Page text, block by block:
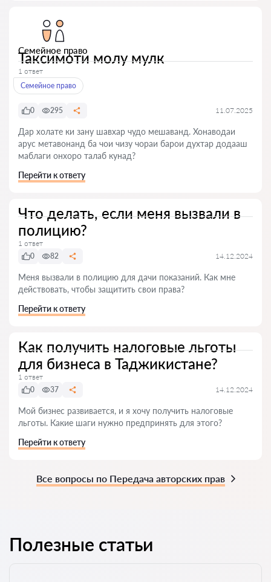
Семейное право
Таксимоти молу мулк
1 ответ
Семейное право
0 295 11.07.2025
Дар холате ки зану шавхар чудо мешаванд. Хонаводаи
арус метавонанд ба чои чизу чораи барои духтар додааш
маблаги онхоро талаб кунад?
Перейти к ответу
Что делать, если меня вызвали в
полицию?
1 ответ
0
82 14.12.2024
Меня вызвали в полицию для дачи показаний. Как мне
действовать, чтобы защитить свои права?
Перейти к ответу
Как получить налоговые льготы
для бизнеса в Таджикистане?
1 ответ
0
37 14.12.2024
Мой бизнес развивается, и я хочу получить налоговые
льготы. Какие шаги нужно предпринять для этого?
Перейти к ответу
Все вопросы по Передача авторских прав
Полезные статьи